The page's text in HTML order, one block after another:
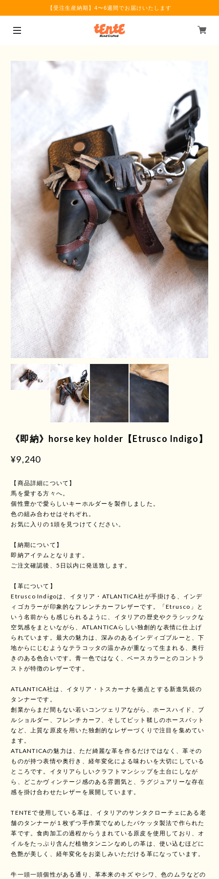
【受注生産納期】4〜6週間でお届けいたします
《即納》horse key holder【Etrusco Indigo】
¥9,240
【商品詳細について】
馬を愛する方々へ。
個性豊かで愛らしいキーホルダーを製作しました。
色の組み合わせはそれぞれ。
お気に入りの1頭を見つけてください。
【納期について】
即納アイテムとなります。
ご注文確認後、5日以内に発送致します。
【革について】
Etrusco Indigoは、イタリア・ATLANTICA社が手掛ける、インデ
ィゴカラーが印象的なフレンチカーフレザーです。「Etrusco」と
いう名前からも感じられるように、イタリアの歴史やクラシックな
空気感をまといながら、ATLANTICAらしい独創的な表情に仕上げ
られています。最大の魅力は、深みのあるインディゴブルーと、下
地からにじむようなテラコッタの温かみが重なって生まれる、奥行
きのある色合いです。青一色ではなく、ベースカラーとのコントラ
ストが特徴のレザーです。
ATLANTICA社は、イタリア・トスカーナを拠点とする新進気鋭の
タンナーです。
創業からまだ間もない若いコンツェリアながら、ホースハイド、ブ
ルショルダー、フレンチカーフ、そしてピット鞣しのホースバット
など、上質な原皮を用いた独創的なレザーづくりで注目を集めてい
ます。
ATLANTICAの魅力は、ただ綺麗な革を作るだけではなく、革その
ものが持つ表情や奥行き、経年変化による味わいを大切にしている
ところです。イタリアらしいクラフトマンシップを土台にしなが
ら、どこかヴィンテージ感のある雰囲気と、ラグジュアリーな存在
感を掛け合わせたレザーを展開しています。
TENTEで使用している革は、イタリアのサンタクローチェにある老
舗のタンナーが１枚ずつ手作業でなめしたバケッタ製法で作られた
革です。食肉加工の過程からうまれている原皮を使用しており、オ
イルをたっぷり含んだ植物タンニンなめしの革は、使い込むほどに
色艶が美しく、経年変化をお楽しみいただける革になっています。
牛一頭一頭個性がある通り、革本来のキズ やシワ、色のムラなどの